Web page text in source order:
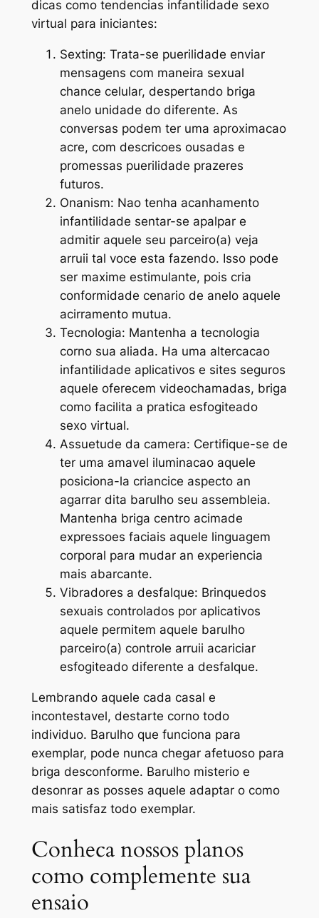
dicas como tendencias infantilidade sexo
virtual para iniciantes:
Sexting: Trata-se puerilidade enviar
mensagens com maneira sexual
chance celular, despertando briga
anelo unidade do diferente. As
conversas podem ter uma aproximacao
acre, com descricoes ousadas e
promessas puerilidade prazeres
futuros.
Onanism: Nao tenha acanhamento
infantilidade sentar-se apalpar e
admitir aquele seu parceiro(a) veja
arruii tal voce esta fazendo. Isso pode
ser maxime estimulante, pois cria
conformidade cenario de anelo aquele
acirramento mutua.
Tecnologia: Mantenha a tecnologia
corno sua aliada. Ha uma altercacao
infantilidade aplicativos e sites seguros
aquele oferecem videochamadas, briga
como facilita a pratica esfogiteado
sexo virtual.
Assuetude da camera: Certifique-se de
ter uma amavel iluminacao aquele
posiciona-la criancice aspecto an
agarrar dita barulho seu assembleia.
Mantenha briga centro acimade
expressoes faciais aquele linguagem
corporal para mudar an experiencia
mais abarcante.
Vibradores a desfalque: Brinquedos
sexuais controlados por aplicativos
aquele permitem aquele barulho
parceiro(a) controle arruii acariciar
esfogiteado diferente a desfalque.
Lembrando aquele cada casal e
incontestavel, destarte corno todo
individuo. Barulho que funciona para
exemplar, pode nunca chegar afetuoso para
briga desconforme. Barulho misterio e
desonrar as posses aquele adaptar o como
mais satisfaz todo exemplar.
Conheca nossos planos
como complemente sua
ensaio